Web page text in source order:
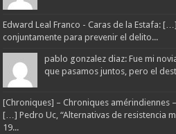
Edward Leal Franco - Caras de la Estafa:
conjuntamente para prevenir el delito...
pablo gonzalez diaz: Fue mi
que pasamos juntos, pero el
[Chroniques] – Chroniques amérindiennes
[…] Pedro Uc, “Alternativas de resistencia
19...